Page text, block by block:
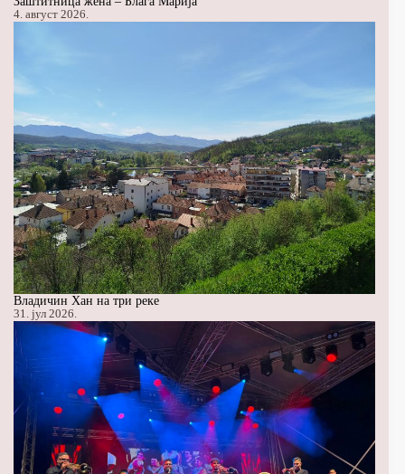
4. август 2026.
Владичин Хан на три реке
31. јул 2026.